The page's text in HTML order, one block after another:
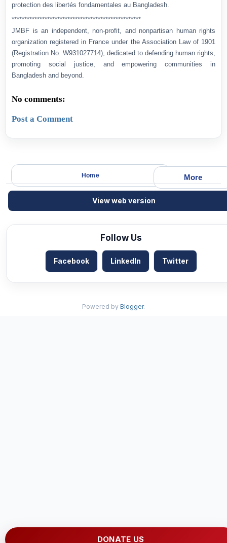
protection des libertés fondamentales au Bangladesh.
***************************************************
JMBF is an independent, non-profit, and nonpartisan human rights
organization registered in France under the Association Law of 1901
(Registration No. W931027714), dedicated to defending human rights,
promoting social justice, and empowering communities in
Bangladesh and beyond.
No comments:
Post a Comment
More
Home
View web version
Follow Us
Facebook LinkedIn Twitter
Powered by Blogger.
DONATE US